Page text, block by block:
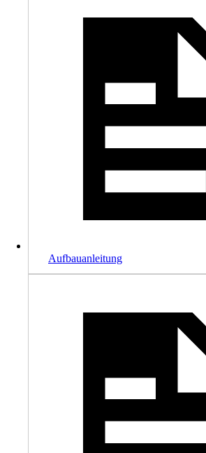
Aufbauanleitung